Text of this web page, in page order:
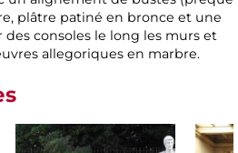
plâtre patiné en bronce et une
consoles le long les murs et
allegoriques en marbre.